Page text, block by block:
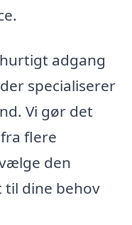
adgang
specialiserer
Vi gør det
flere
den
til dine behov